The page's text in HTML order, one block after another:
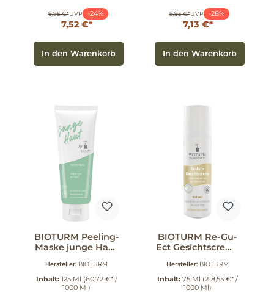
9,95 €*UVP -24%
7,52 €*
In den Warenkorb
9,95 €*UVP -28%
7,13 €*
In den Warenkorb
BIOTURM Peeling-
Maske junge Haut
Hersteller: BIOTURM
Inhalt: 125 Ml (60,72 €* /
1000 Ml)
BIOTURM Re-Gu-
Ect Gesichtscreme
Hersteller: BIOTURM
Inhalt: 75 Ml (218,53 €* /
1000 Ml)